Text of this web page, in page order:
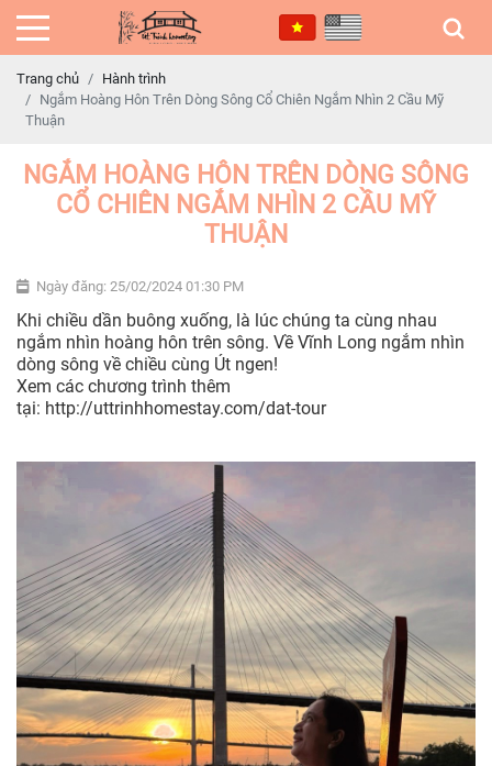
Trang chủ
Hành trình
Ngắm Hoàng Hôn Trên Dòng Sông Cổ Chiên Ngắm Nhìn 2 Cầu Mỹ
Thuận
NGẮM HOÀNG HÔN TRÊN DÒNG SÔNG
CỔ CHIÊN NGẮM NHÌN 2 CẦU MỸ
THUẬN
Ngày đăng: 25/02/2024 01:30 PM
Khi chiều dần buông xuống, là lúc chúng ta cùng nhau
ngắm nhìn hoàng hôn trên sông. Về Vĩnh Long ngắm nhìn
dòng sông về chiều cùng Út ngen!
Xem các chương trình thêm
tại: http://uttrinhhomestay.com/dat-tour